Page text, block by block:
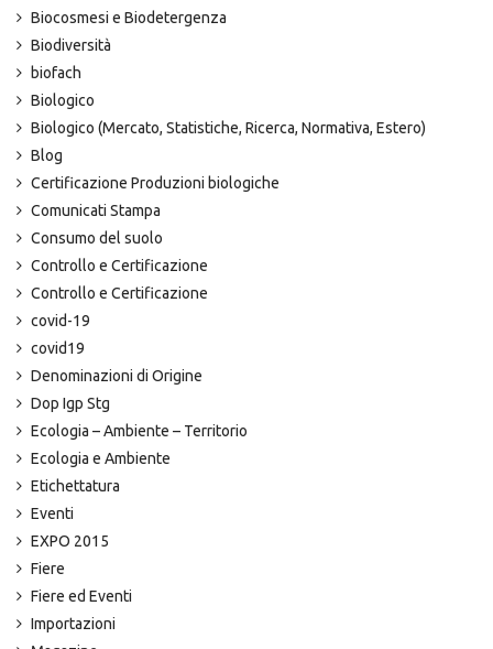
Biocosmesi e Biodetergenza
Biodiversità
biofach
Biologico
Biologico (Mercato, Statistiche, Ricerca, Normativa, Estero)
Blog
Certificazione Produzioni biologiche
Comunicati Stampa
Consumo del suolo
Controllo e Certificazione
Controllo e Certificazione
covid-19
covid19
Denominazioni di Origine
Dop Igp Stg
Ecologia – Ambiente – Territorio
Ecologia e Ambiente
Etichettatura
Eventi
EXPO 2015
Fiere
Fiere ed Eventi
Importazioni